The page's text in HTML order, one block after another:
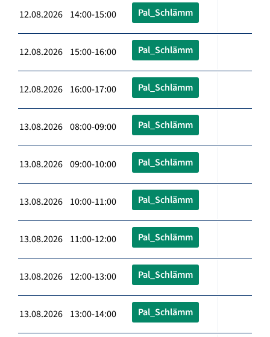
12.08.2026 14:00-15:00 Pal_Schlämm
12.08.2026 15:00-16:00 Pal_Schlämm
12.08.2026 16:00-17:00 Pal_Schlämm
13.08.2026 08:00-09:00 Pal_Schlämm
13.08.2026 09:00-10:00 Pal_Schlämm
13.08.2026 10:00-11:00 Pal_Schlämm
13.08.2026 11:00-12:00 Pal_Schlämm
13.08.2026 12:00-13:00 Pal_Schlämm
13.08.2026 13:00-14:00 Pal_Schlämm